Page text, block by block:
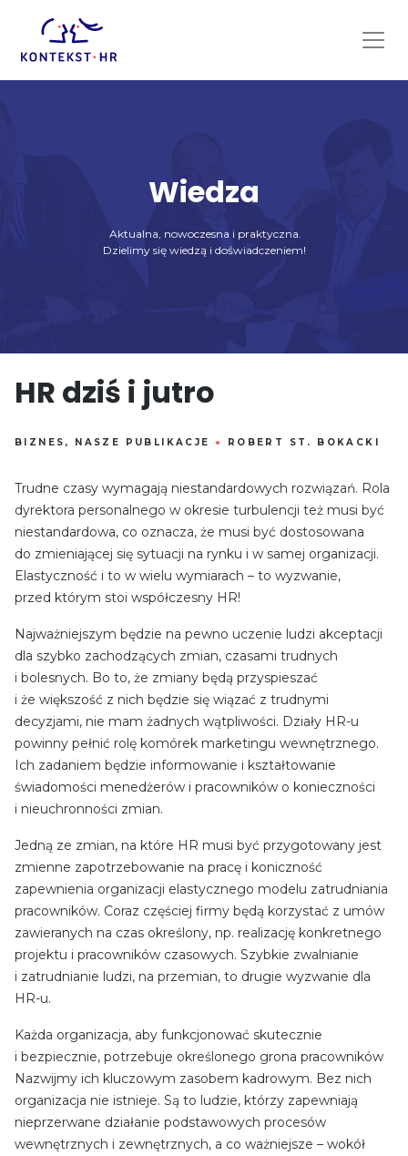
content
Wiedza
Aktualna, nowoczesna i praktyczna.
Dzielimy się wiedzą i doświadczeniem!
HR dziś i jutro
BIZNES , NASZE PUBLIKACJE ● ROBERT ST. BOKACKI
Trudne czasy wymagają niestandardowych rozwiązań. Rola
dyrektora personalnego w okresie turbulencji też musi być
niestandardowa, co oznacza, że musi być dostosowana
do zmieniającej się sytuacji na rynku i w samej organizacji.
Elastyczność i to w wielu wymiarach – to wyzwanie,
przed którym stoi współczesny HR!
Najważniejszym będzie na pewno uczenie ludzi akceptacji
dla szybko zachodzących zmian, czasami trudnych
i bolesnych. Bo to, że zmiany będą przyspieszać
i że większość z nich będzie się wiązać z trudnymi
decyzjami, nie mam żadnych wątpliwości. Działy HR-u
powinny pełnić rolę komórek marketingu wewnętrznego.
Ich zadaniem będzie informowanie i kształtowanie
świadomości menedżerów i pracowników o konieczności
i nieuchronności zmian.
Jedną ze zmian, na które HR musi być przygotowany jest
zmienne zapotrzebowanie na pracę i koniczność
zapewnienia organizacji elastycznego modelu zatrudniania
pracowników. Coraz częściej firmy będą korzystać z umów
zawieranych na czas określony, np. realizację konkretnego
projektu i pracowników czasowych. Szybkie zwalnianie
i zatrudnianie ludzi, na przemian, to drugie wyzwanie dla
HR-u.
Każda organizacja, aby funkcjonować skutecznie
i bezpiecznie, potrzebuje określonego grona pracowników
Nazwijmy ich kluczowym zasobem kadrowym. Bez nich
organizacja nie istnieje. Są to ludzie, którzy zapewniają
nieprzerwane działanie podstawowych procesów
wewnętrznych i zewnętrznych, a co ważniejsze – wokół